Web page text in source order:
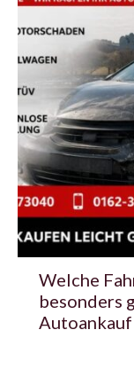
Welche
besonders